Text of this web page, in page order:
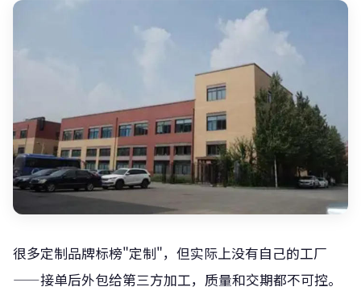
很多定制品牌标榜"定制"，但实际上没有自己的工厂
——接单后外包给第三方加工，质量和交期都不可控。